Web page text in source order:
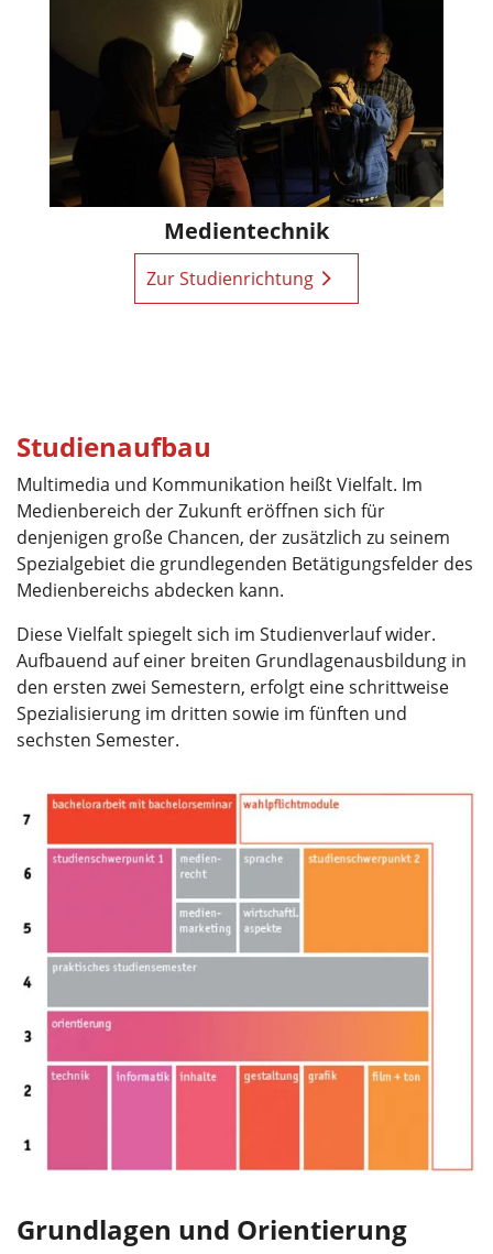
Medientechnik
Zur Studienrichtung
Studienaufbau
Multimedia und Kommunikation heißt Vielfalt. Im
Medienbereich der Zukunft eröffnen sich für
denjenigen große Chancen, der zusätzlich zu seinem
Spezialgebiet die grundlegenden Betätigungsfelder des
Medienbereichs abdecken kann.
Diese Vielfalt spiegelt sich im Studienverlauf wider.
Aufbauend auf einer breiten Grundlagenausbildung in
den ersten zwei Semestern, erfolgt eine schrittweise
Spezialisierung im dritten sowie im fünften und
sechsten Semester.
Grundlagen und Orientierung